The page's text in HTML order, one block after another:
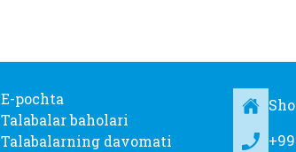
E-pochta
Talabalar baholari
Talabalarning davomati